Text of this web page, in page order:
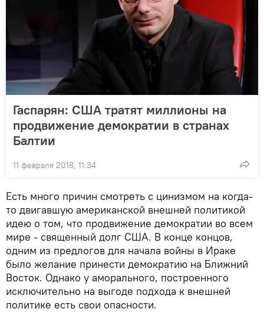
Гаспарян: США тратят миллионы на
продвижение демократии в странах
Балтии
11 февраля 2018, 11:34
Есть много причин смотреть с цинизмом на когда-
то двигавшую американской внешней политикой
идею о том, что продвижение демократии во всем
мире - священный долг США. В конце концов,
одним из предлогов для начала войны в Ираке
было желание принести демократию на Ближний
Восток. Однако у аморального, построенного
исключительно на выгоде подхода к внешней
политике есть свои опасности.